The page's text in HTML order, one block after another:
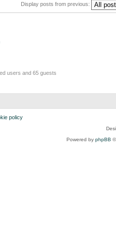
Display posts from previous:
users and 65 guests
policy
Powered by phpBB